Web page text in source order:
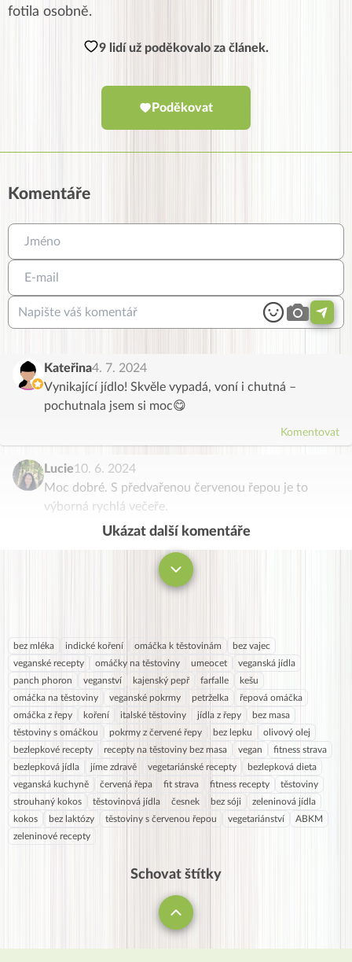
fotila osobně.
9 lidí už poděkovalo za článek.
Poděkovat
Komentáře
Kateřina4. 7. 2024
Vynikající jídlo! Skvěle vypadá, voní i chutná –
pochutnala jsem si moc😋
Komentovat
Lucie10. 6. 2024
Moc dobré. S předvařenou červenou řepou je to
výborná rychlá večeře.
Ukázat další komentáře
bez mléka indické koření omáčka k těstovinám
bez vajec
veganské recepty
omáčky na těstoviny umeocet
veganská jídla
panch phoron
veganství kajenský pepř farfalle
kešu
omáčka na těstoviny
veganské pokrmy petrželka
řepová omáčka
omáčka z řepy
koření italské těstoviny jídla z řepy
bez masa
těstoviny s omáčkou
pokrmy z červené řepy bez lepku
olivový olej
bezlepkové recepty
recepty na těstoviny bez masa vegan
fitness strava
bezlepková jídla
jíme zdravě vegetariánské recepty
bezlepková dieta
veganská kuchyně
červená řepa fit strava fitness recepty
těstoviny
strouhaný kokos
těstovinová jídla česnek bez sóji
zeleninová jídla
kokos
bez laktózy těstoviny s červenou řepou vegetariánství
ABKM
zeleninové recepty
Schovat štítky